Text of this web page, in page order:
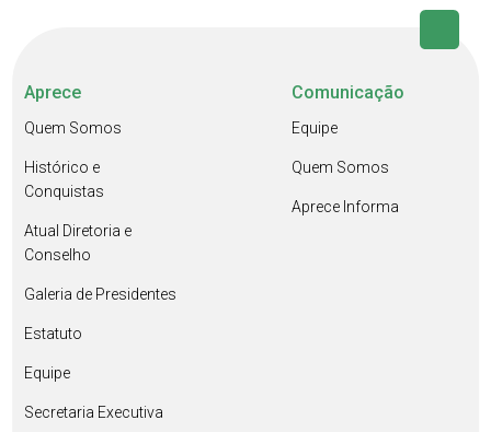
Aprece
Quem Somos
Histórico e
Conquistas
Atual Diretoria e
Conselho
Galeria de Presidentes
Estatuto
Equipe
Secretaria Executiva
Comunicação
Equipe
Quem Somos
Aprece Informa